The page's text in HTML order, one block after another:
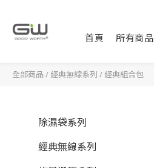
首頁 所有商品
全部商品 / 經典無線系列 / 經典組合包
除濕袋系列
經典無線系列